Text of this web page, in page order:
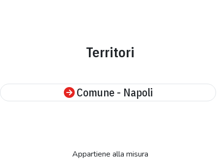
Territori
Comune - Napoli
Appartiene alla misura